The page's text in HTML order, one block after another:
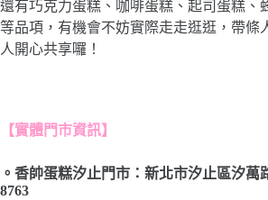
還有巧克力蛋糕、咖啡蛋糕、起司蛋糕、
等品項，有機會不妨實際走走逛逛，帶條
人開心共享囉！
【實體門市資訊】
。香帥蛋糕汐止門市：新北市汐止區汐萬
8763